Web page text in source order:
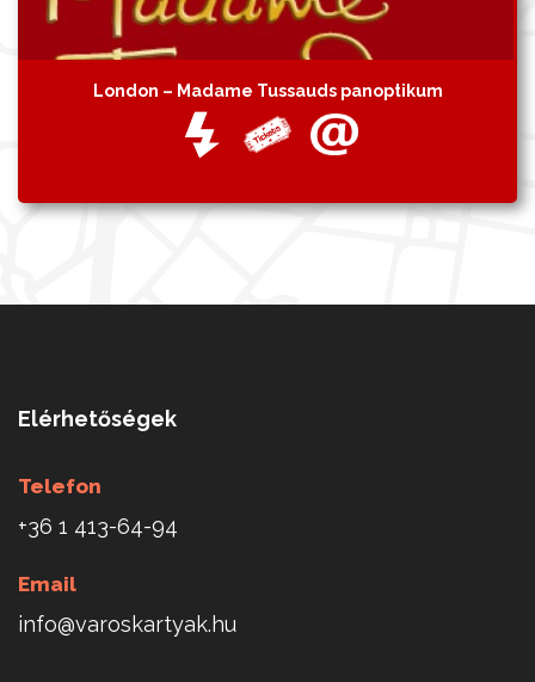
London – Madame Tussauds panoptikum
Elérhetőségek
Telefon
+36 1 413-64-94
Email
info@varoskartyak.hu